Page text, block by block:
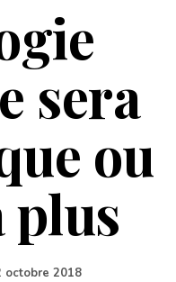
sera
ou
plus
octobre 2018